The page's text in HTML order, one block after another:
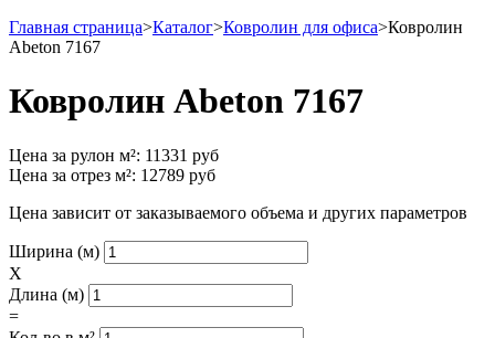
Главная страница>Каталог>Ковролин для офиса>Ковролин
Abeton 7167
Ковролин Abeton 7167
Цена за рулон м²: 11331 руб
Цена за отрез м²: 12789 руб
Цена зависит от заказываемого объема и других параметров
Ширина (м)
X
Длина (м)
=